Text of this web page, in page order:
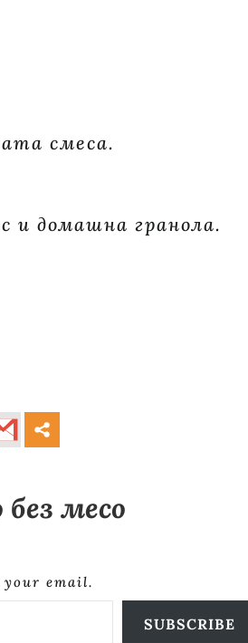
смеса.
и домашна гранола.
месо
email.
SUBSCRIBE